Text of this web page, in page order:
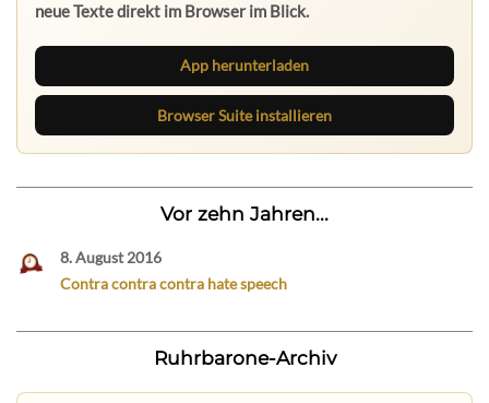
neue Texte direkt im Browser im Blick.
App herunterladen
Browser Suite installieren
Vor zehn Jahren...
8. August 2016
Contra contra contra hate speech
Ruhrbarone-Archiv